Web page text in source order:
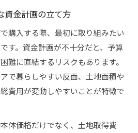
資金計画の立て方
購入する際、最初に取り組みたい
す。資金計画が不十分だと、予算
難に直結するリスクもあります。
で暮らしやすい反面、土地面積や
費用が変動しやすいことが特徴で
体価格だけでなく、土地取得費